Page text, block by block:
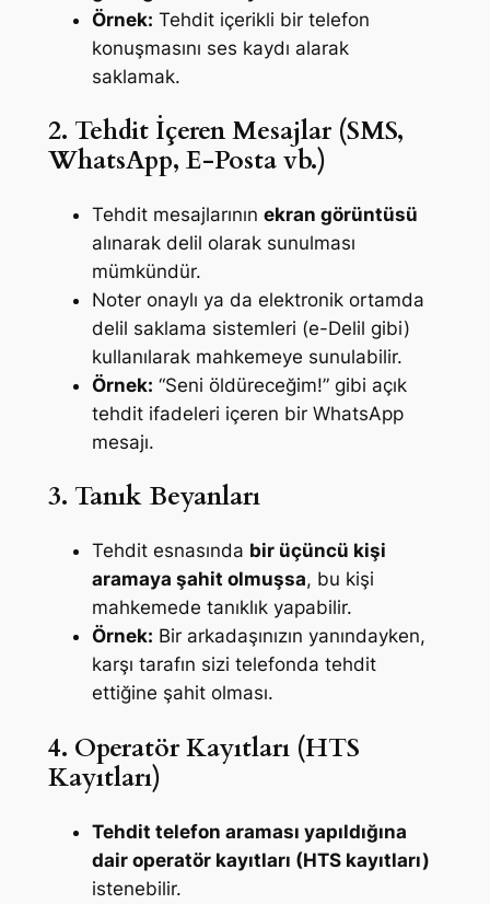
Örnek: Tehdit içerikli bir telefon
konuşmasını ses kaydı alarak
saklamak.
2. Tehdit İçeren Mesajlar (SMS,
WhatsApp, E-Posta vb.)
Tehdit mesajlarının ekran görüntüsü
alınarak delil olarak sunulması
mümkündür.
Noter onaylı ya da elektronik ortamda
delil saklama sistemleri (e-Delil gibi)
kullanılarak mahkemeye sunulabilir.
Örnek: “Seni öldüreceğim!” gibi açık
tehdit ifadeleri içeren bir WhatsApp
mesajı.
3. Tanık Beyanları
Tehdit esnasında bir üçüncü kişi
aramaya şahit olmuşsa, bu kişi
mahkemede tanıklık yapabilir.
Örnek: Bir arkadaşınızın yanındayken,
karşı tarafın sizi telefonda tehdit
ettiğine şahit olması.
4. Operatör Kayıtları (HTS
Kayıtları)
Tehdit telefon araması yapıldığına
dair operatör kayıtları (HTS kayıtları)
istenebilir.